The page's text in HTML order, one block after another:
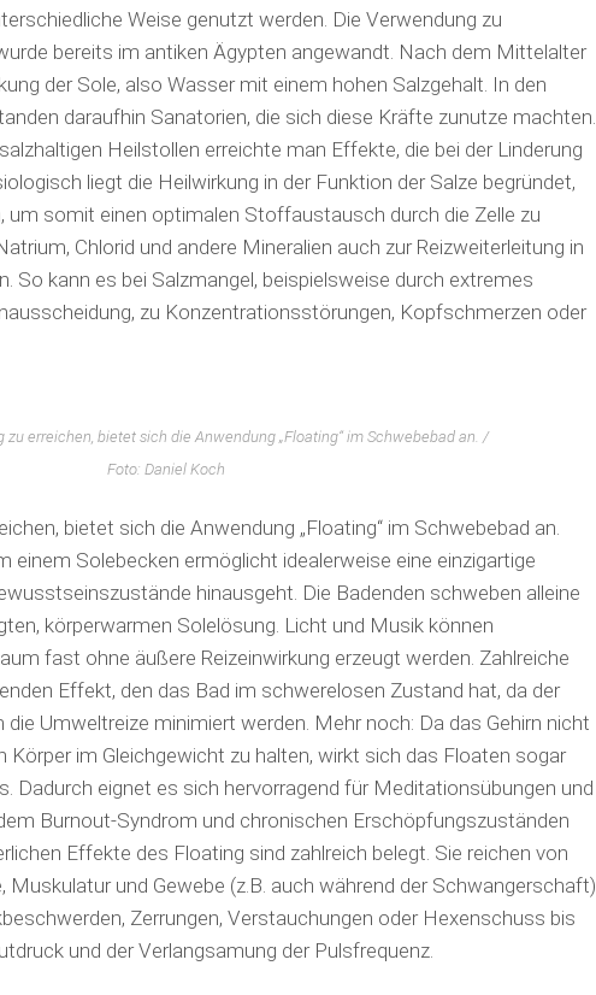
Weise genutzt werden. Die Verwendung zu
bereits im antiken Ägypten angewandt. Nach dem Mittelalter
der Sole, also Wasser mit einem hohen Salzgehalt. In den
daraufhin Sana­to­rien, die sich diese Kräfte zunutze machten.
Heilstollen erreichte man Effekte, die bei der Linderung
liegt die Heilwirkung in der Funktion der Salze begründet,
um somit einen optimalen Stoff­austausch durch die Zelle zu
Chlorid und andere Mineralien auch zur Reiz­weiterleitung in
So kann es bei Salzmangel, beispielsweise durch extremes
zu Konzentrationsstörungen, Kopfschmerzen oder
zu erreichen, bietet sich die An­wendung „Floating“ im Schwebebad an. /
Foto: Daniel Koch
bietet sich die An­wendung „Floating“ im Schwebebad an.
einem Solebecken ermöglicht idealerweise eine einzigartige
hinausgeht. Die Badenden schweben alleine
körperwarmen Solelösung. Licht und Musik können
fast ohne äußere Reizeinwirkung erzeugt werden. Zahlreiche
Effekt, den das Bad im schwe­relosen Zustand hat, da der
die Umweltreize minimiert werden. Mehr noch: Da das Gehirn nicht
im Gleichgewicht zu halten, wirkt sich das Floaten sogar
Dadurch eignet es sich hervorragend für Meditationsübungen und
Burnout-Syndrom und chronischen Erschöpfungs­zu­ständen
Effekte des Floating sind zahlreich belegt. Sie reichen von
Muskulatur und Gewebe (z.B. auch während der Schwangerschaft)
Zerrungen, Verstauchungen oder Hexen­schuss bis
und der Verlang­samung der Pulsfrequenz.